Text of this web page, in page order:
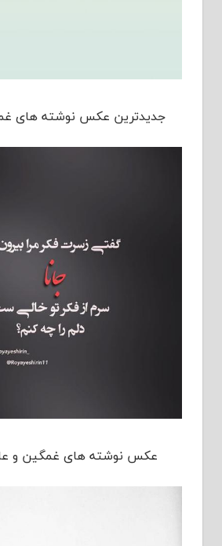
جدیدترین عکس نوشته های
عکس نوشته های غمگین و